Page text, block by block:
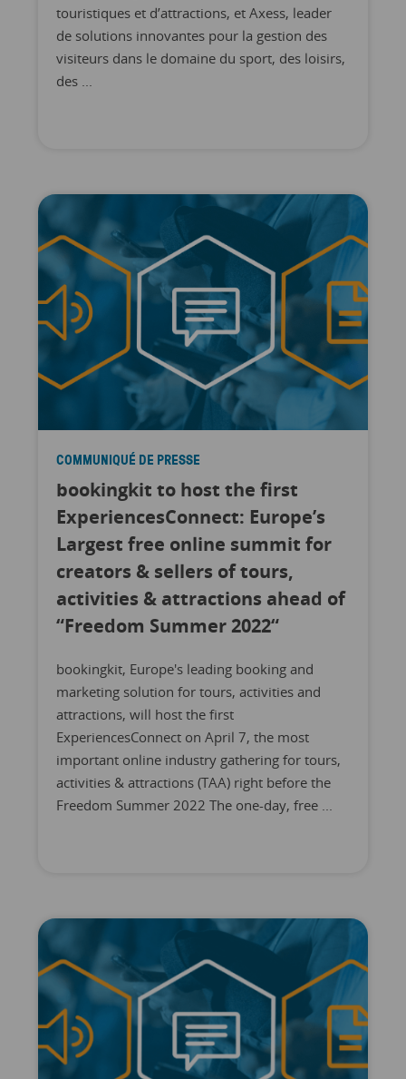
touristiques et d’attractions, et Axess, leader
de solutions innovantes pour la gestion des
visiteurs dans le domaine du sport, des loisirs,
des ...
COMMUNIQUÉ DE PRESSE
bookingkit to host the first
ExperiencesConnect: Europe’s
Largest free online summit for
creators & sellers of tours,
activities & attractions ahead of
“Freedom Summer 2022“
bookingkit, Europe's leading booking and
marketing solution for tours, activities and
attractions, will host the first
ExperiencesConnect on April 7, the most
important online industry gathering for tours,
activities & attractions (TAA) right before the
Freedom Summer 2022 The one-day, free ...